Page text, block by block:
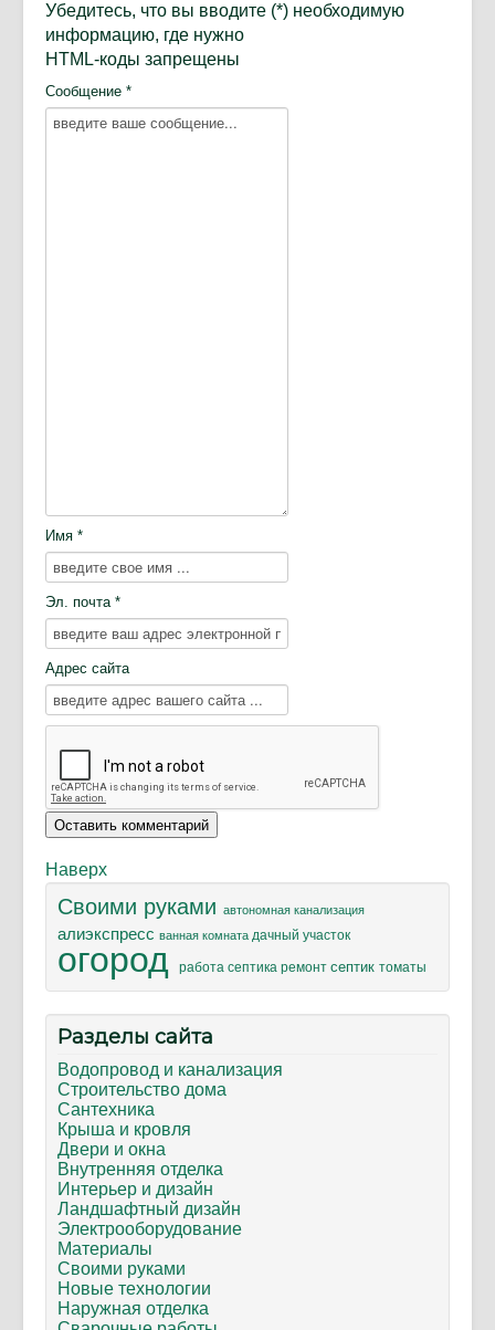
Убедитесь, что вы вводите (*) необходимую
информацию, где нужно
HTML-коды запрещены
Сообщение *
Имя *
Эл. почта *
Адрес сайта
Наверх
Своими руками автономная канализация
алиэкспресс ванная комната дачный участок
огород работа септика ремонт септик томаты
Разделы сайта
Водопровод и канализация
Строительство дома
Сантехника
Крыша и кровля
Двери и окна
Внутренняя отделка
Интерьер и дизайн
Ландшафтный дизайн
Электрооборудование
Материалы
Своими руками
Новые технологии
Наружная отделка